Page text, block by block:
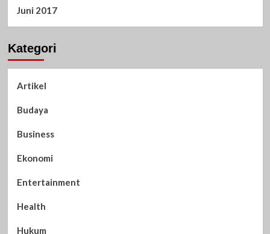
Juni 2017
Kategori
Artikel
Budaya
Business
Ekonomi
Entertainment
Health
Hukum